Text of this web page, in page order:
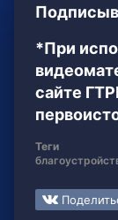
*При
сайте
Теги